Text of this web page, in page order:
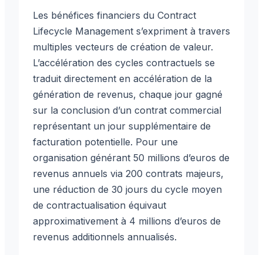
Les bénéfices financiers du Contract
Lifecycle Management s’expriment à travers
multiples vecteurs de création de valeur.
L’accélération des cycles contractuels se
traduit directement en accélération de la
génération de revenus, chaque jour gagné
sur la conclusion d’un contrat commercial
représentant un jour supplémentaire de
facturation potentielle. Pour une
organisation générant 50 millions d’euros de
revenus annuels via 200 contrats majeurs,
une réduction de 30 jours du cycle moyen
de contractualisation équivaut
approximativement à 4 millions d’euros de
revenus additionnels annualisés.